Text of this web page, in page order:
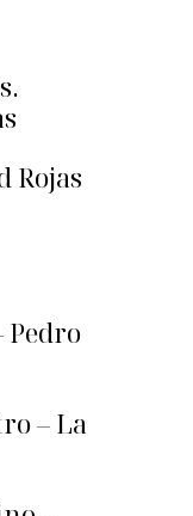
Rojas
Pedro
– La